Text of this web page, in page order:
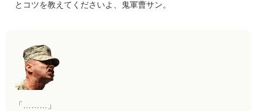
とコツを教えてくださいよ、鬼軍曹サン。
「………」